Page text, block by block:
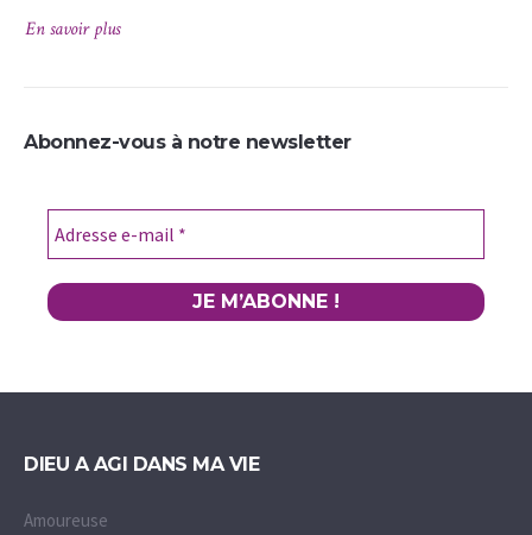
En savoir plus
Abonnez-vous à notre newsletter
DIEU A AGI DANS MA VIE
Amoureuse